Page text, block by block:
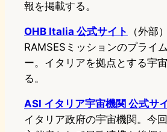
報を掲載する。
OHB Italia 公式サイト
（外部）
RAMSESミッションのプライ
ー。イタリアを拠点とする宇
る。
ASI イタリア宇宙機関 公式サ
イタリア政府の宇宙機関。今